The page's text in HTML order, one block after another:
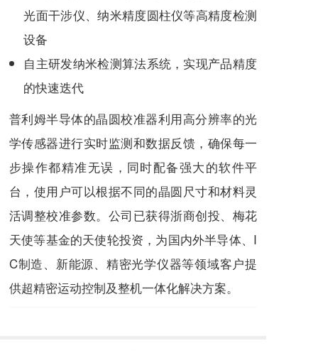
光面干涉仪、纳米精度圆柱仪等高精度检测
设备
自主研发纳米检测算法系统，实现产品精度
的快速迭代
普利姆半导体的晶圆校准器利用高分辨率的光
学传感器进行实时监测和数据反馈，确保每一
步操作都精准无误，同时配备强大的软件平
台，使用户可以根据不同的晶圆尺寸和材料灵
活调整校准参数。公司已获得浙商创投、梅花
天使等基金的天使轮投资，为国内外半导体、I
C制造、新能源、精密光学仪器等领域客户提
供超精密运动控制及整机一体化解决方案。